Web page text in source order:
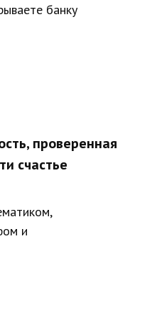
банку
проверенная
счастье
и